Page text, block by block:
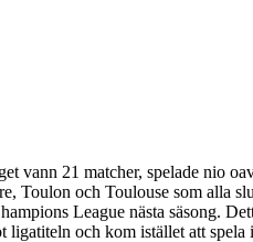
vann 21 matcher, spelade nio
Toulon och Toulouse som
League nästa säsong.
och kom istället att